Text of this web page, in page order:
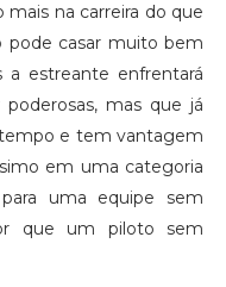
na carreira do que
pode casar muito bem
a estreante enfrentará
mas que já
e tem vantagem
em uma categoria
uma equipe sem
que um piloto sem